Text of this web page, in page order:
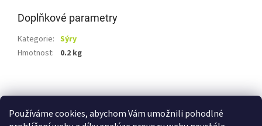
Používáme cookies, abychom Vám umožnili pohodlné
Doplňkové parametry
Kategorie: Sýry
Hmotnost: 0.2 kg
á